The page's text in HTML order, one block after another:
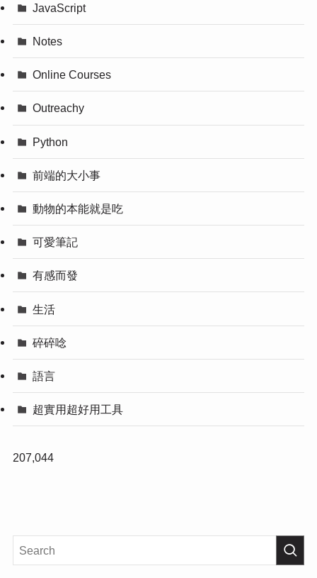
JavaScript
Notes
Online Courses
Outreachy
Python
前端的大小事
動物的本能就是吃
可愛筆記
有感而發
生活
碎碎唸
語言
超實用超好用工具
207,044